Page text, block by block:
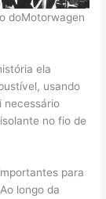
doMotorwagen
ela
usando
necessário
no fio de
para
longo da